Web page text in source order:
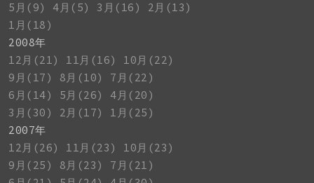
5月(9)
4月(5) 3月(16)
2月(13)
1月(18)
2008年
12月(21)
11月(16)
10月(22)
9月(17)
8月(10)
7月(22)
6月(14)
5月(26)
4月(20)
3月(30)
2月(17)
1月(25)
2007年
12月(26)
11月(23)
10月(23)
9月(25)
8月(23)
7月(21)